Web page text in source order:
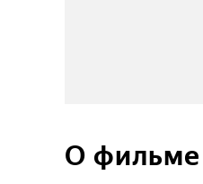
О фильме